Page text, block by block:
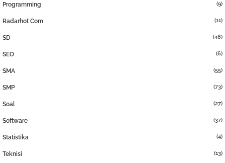
Programming (9)
Radarhot Com (11)
SD (48)
SEO (6)
SMA (55)
SMP (73)
Soal (27)
Software (37)
Statistika (4)
Teknisi (13)